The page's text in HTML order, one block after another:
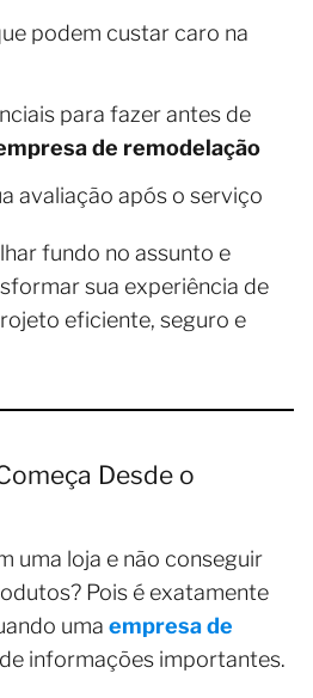
podem custar caro na
para fazer antes de
de remodelação
avaliação após o serviço
fundo no assunto e
sua experiência de
eficiente, seguro e
Desde o
uma loja e não conseguir
Pois é exatamente
uma empresa de
informações importantes.